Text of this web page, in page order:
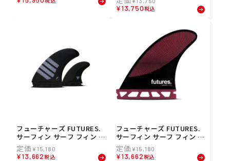
8.0 FCHR-PG03-LB-80R
0000021174
¥13,750税込
フューチャーズ FUTURES.
サーフィン サーフ フィン R
ASTA TWIN+1 01005131AP
RAS1¥15,180
¥13,662税込
フューチャーズ FUTURES.
サーフィン サーフ フィン R
TM HEX P4 BURGUNDY/BL
ACK 01005131RHP4
¥15,180
¥13,662税込